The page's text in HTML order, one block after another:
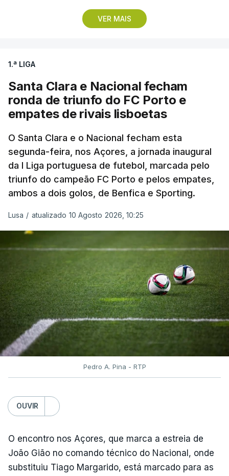
VER MAIS
Vencedor das edições de 2024 e de 2025 e mais
para tentar encurtar a diferença para o colega de
equipa, embora seja improvável anular 01.26
minutos numa distância tão curta.
O brasileiro Felipe Marques (Localiza Meoo-Swift
Pro Cycling) é o 113.º classificado da Volta e o
primeiro a realizar o contrarrelógio, saindo para a
estrada às 15:05.
Os corredores partem separados por um minuto,
O contrarrelógio individual realiza-se a meio da 87ª
Volta a Portugal, numa interrupção do hábito de
terminar a corrida com o 'crono', que vigorava
ininterruptamente desde 2016.
ARTIGOS RELACIONADOS
Volta a Portugal. Nova
Camisola Amarela dilata
Volta,Portugal,Ciclismo ,Bicicleta, Alexis
1.ª LIGA
Santa Clara e Nacional fecham
ronda de triunfo do FC Porto e
empates de rivais lisboetas
O Santa Clara e o Nacional fecham esta
segunda-feira, nos Açores, a jornada inaugural
da I Liga portuguesa de futebol, marcada pelo
triunfo do campeão FC Porto e pelos empates,
ambos a dois golos, de Benfica e Sporting.
Lusa / atualizado 10 Agosto 2026, 10:25
Pedro A. Pina - RTP
OUVIR
O encontro nos Açores, que marca a estreia de
João Gião no comando técnico do Nacional, onde
substituiu Tiago Margarido, está marcado para as